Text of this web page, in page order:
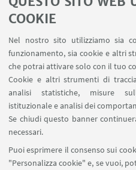
COOKIE
Nel nostro sito utilizziamo sia
funzionamento, sia cookie e altri
che potrai attivare solo con il tuo
Cookie e altri strumenti di
analisi statistiche, misure
istituzionale e analisi dei
Se chiudi questo banner
necessari.
Puoi esprimere il consenso sui
"Personalizza cookie" e, se vuoi,
MAT info - Informazioni per
SERVIZI
Carta
SEGUI IL
SEGUI